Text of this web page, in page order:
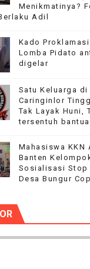
PAREPARE
bendera luntur
Pelajar
19/
Pelajar
Menikmatinya?
Adil
Kado
Lomba Pidato
digelar
Satu Keluarga di
Caringinlor
Tak Layak Huni,
tersentuh
Mahasiswa KKN
Banten
Sosialisasi Stop
Desa Bungur